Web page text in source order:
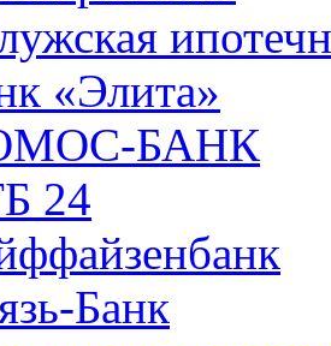
«Элита»
БАНК
24
Банк